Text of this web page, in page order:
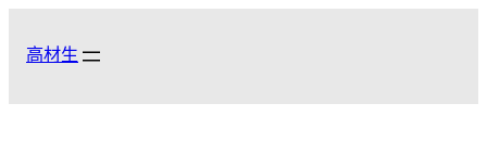
高材生